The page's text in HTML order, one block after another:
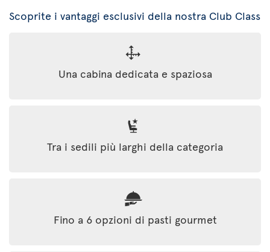
Scoprite i vantaggi esclusivi della nostra Club Class
Una cabina dedicata e spaziosa
Tra i sedili più larghi della categoria
Fino a 6 opzioni di pasti gourmet